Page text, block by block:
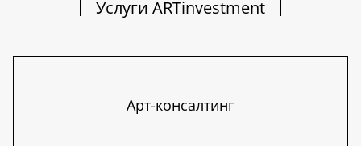
Услуги ARTinvestment
Арт-консалтинг